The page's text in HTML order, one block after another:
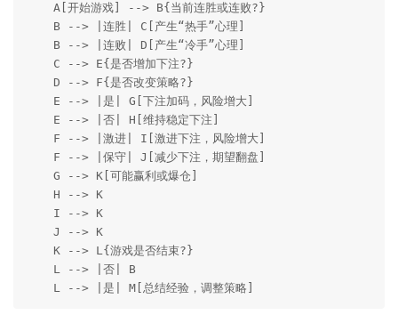
    A[开始游戏] --> B{当前连胜或连败?}
    B --> |连胜| C[产生“热手”心理]
    B --> |连败| D[产生“冷手”心理]
    C --> E{是否增加下注?}
    D --> F{是否改变策略?}
    E --> |是| G[下注加码，风险增大]
    E --> |否| H[维持稳定下注]
    F --> |激进| I[激进下注，风险增大]
    F --> |保守| J[减少下注，期望翻盘]
    G --> K[可能赢利或爆仓]
    H --> K
    I --> K
    J --> K
    K --> L{游戏是否结束?}
    L --> |否| B
    L --> |是| M[总结经验，调整策略]